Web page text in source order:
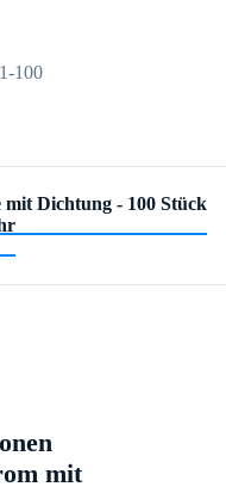
100
Dichtung - 100 Stück
mit